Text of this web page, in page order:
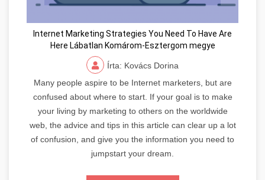
Internet Marketing Strategies You Need To Have Are
Here Lábatlan Komárom-Esztergom megye
Írta: Kovács Dorina
Many people aspire to be Internet marketers, but are
confused about where to start. If your goal is to make
your living by marketing to others on the worldwide
web, the advice and tips in this article can clear up a lot
of confusion, and give you the information you need to
jumpstart your dream.